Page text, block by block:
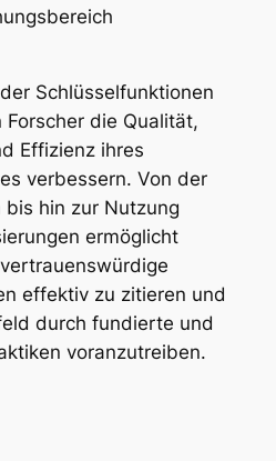
Schlüsselfunktionen
die Qualität,
Effizienz ihres
verbessern. Von der
hin zur Nutzung
ermöglicht
effektiv zu zitieren und
durch fundierte und
voranzutreiben.